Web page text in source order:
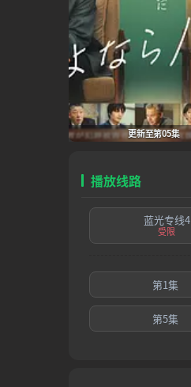
更新至第05集
播放线路
蓝光专线4
受限
第1集
第5集